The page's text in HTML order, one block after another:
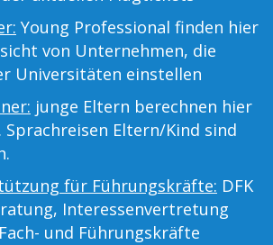
Young Professional finden hier
von Unternehmen, die
Universitäten einstellen
junge Eltern berechnen hier
Sprachreisen Eltern/Kind sind
für Führungskräfte: DFK
Interessenvertretung
und Führungskräfte